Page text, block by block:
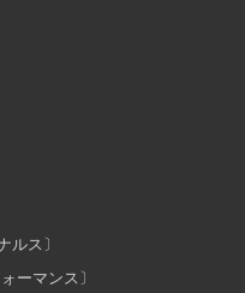
ルス〕
ーマンス〕